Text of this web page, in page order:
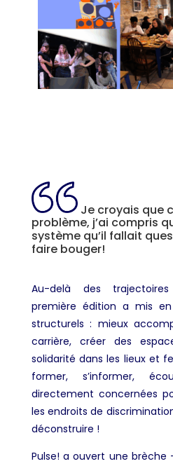
Je croyais que
problème, j’ai compris
système qu’il fallait
faire bouger!
Au-delà des
première édition a mis
structurels : mieux
carrière, créer des
solidarité dans les lieux et
former, s’informer,
directement concernées
les endroits de
déconstruire !
Pulse! a ouvert une brèche